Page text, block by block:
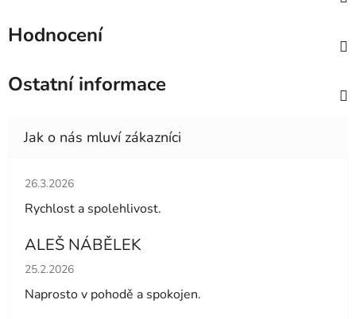
Hodnocení
Ostatní informace
Hodnocení obchodu je 5 z 5 hvězdiček.
26.3.2026
Rychlost a spolehlivost.
ALEŠ NÁBĚLEK
Hodnocení obchodu je 5 z 5 hvězdiček.
25.2.2026
Naprosto v pohodě a spokojen.